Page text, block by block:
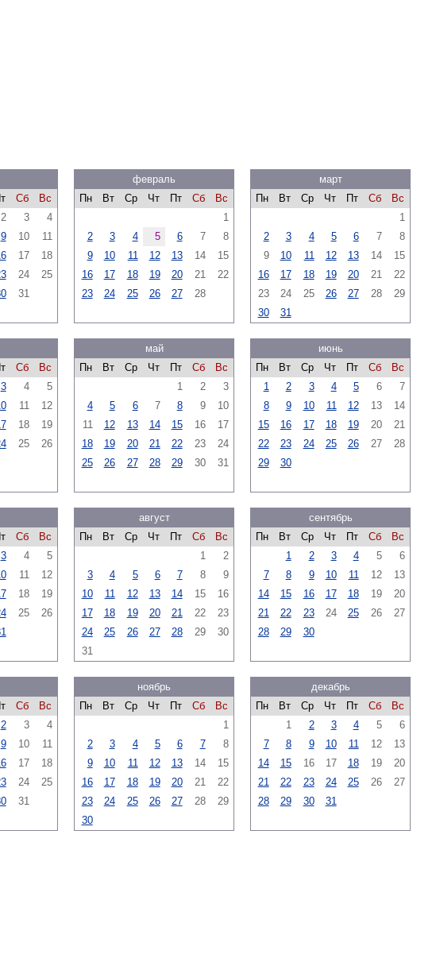
Сб
Вс
2 3
4
9 10
11
17
18
24
25
31
февраль
Пн
Вт Ср Чт Пт Сб
Вс
1
2
3 4 5 6 7
8
9
10 11 12 13 14
15
16
17 18 19 20 21
22
23
24 25 26 27 28
март
Пн
Вт Ср Чт Пт Сб
Вс
1
2
3 4 5 6 7
8
9
10 11 12 13 14
15
16
17 18 19 20 21
22
23
24 25 26 27 28
29
30
31
Сб
Вс
3 4
5
11
12
18
19
25
26
май
Пн
Вт Ср Чт Пт Сб
Вс
1
2
3
4
5 6 7 8 9
10
11
12 13 14 15 16
17
18
19 20 21 22 23
24
25
26 27 28 29 30 31
июнь
Пн
Вт Ср Чт Пт Сб
Вс
1
2 3 4 5 6
7
8
9 10 11 12 13
14
15
16 17 18 19 20
21
22
23 24 25 26 27
28
29
30
Сб
Вс
3 4
5
11
12
18
19
25
26
август
Пн
Вт Ср Чт Пт Сб
Вс
1
2
3
4 5 6 7 8
9
10
11 12 13 14 15
16
17
18 19 20 21 22
23
24
25 26 27 28 29
30
31
сентябрь
Пн
Вт Ср Чт Пт Сб
Вс
1
2 3 4 5
6
7
8 9 10 11 12
13
14
15 16 17 18 19
20
21
22 23 24 25 26
27
28
29 30
Сб
Вс
2 3
4
9 10
11
17
18
24
25
31
ноябрь
Пн
Вт Ср Чт Пт Сб
Вс
1
2
3 4 5 6 7
8
9
10 11 12 13 14
15
16
17 18 19 20 21
22
23
24 25 26 27 28
29
30
декабрь
Пн
Вт Ср Чт Пт Сб
Вс
1
2 3 4 5
6
7
8 9 10 11 12
13
14
15 16 17 18 19
20
21
22 23 24 25 26
27
28
29 30 31